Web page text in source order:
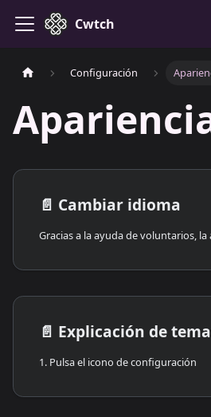
Cwtch
Configuración
📄️ Cambiar idioma
📄️ Explicación de temas
1. Pulsa el icono de configuración